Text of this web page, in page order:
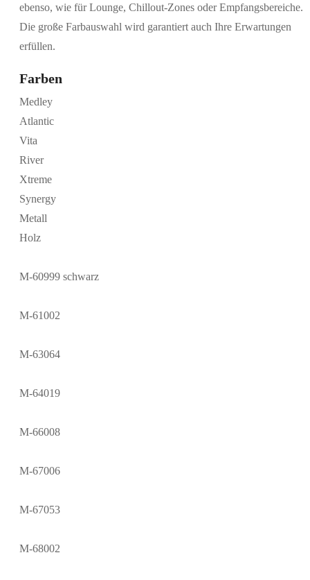
ebenso, wie für Lounge, Chillout-Zones oder Empfangsbereiche.
Die große Farbauswahl wird garantiert auch Ihre Erwartungen
erfüllen.
Farben
Medley
Atlantic
Vita
River
Xtreme
Synergy
Metall
Holz
M-60999 schwarz
M-61002
M-63064
M-64019
M-66008
M-67006
M-67053
M-68002